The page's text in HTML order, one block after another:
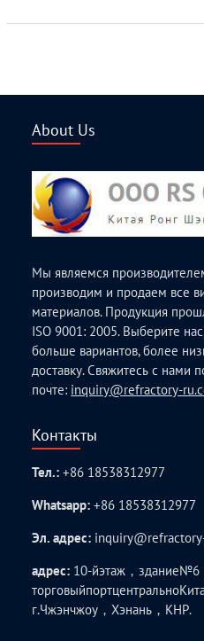
About Us
Мы являемся
производим и продаем все
материалов. Продукция
ISO 9001: 2005. Выберите
больше вариантов, более
доставку. Свяжитесь с нами
почте: inquiry@refractory-
Контакты
Тел.:+86 18538312977
Whatsapp:+86 18538312977
Эл. адрес:
адрес: 10-йэтаж，здание№6
г.Чжэнчжоу，Хэнань，КНР.